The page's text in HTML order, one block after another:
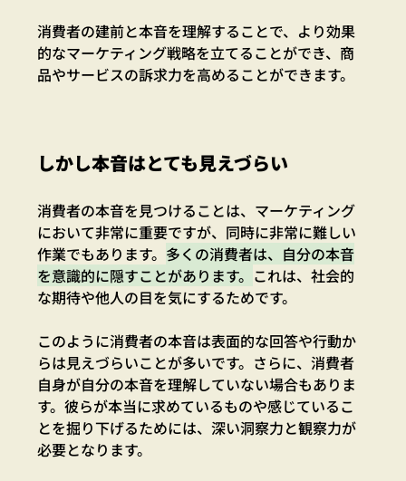
消費者の建前と本音を理解することで、より効果
的なマーケティング戦略を立てることができ、商
品やサービスの訴求力を高めることができます。
しかし本音はとても見えづらい
消費者の本音を見つけることは、マーケティング
において非常に重要ですが、同時に非常に難しい
作業でもあります。 多くの消費者は、自分の本音
を意識的に隠すことがあります。 これは、社会的
な期待や他人の目を気にするためです。
このように消費者の本音は表面的な回答や行動か
らは見えづらいことが多いです。さらに、消費者
自身が自分の本音を理解していない場合もありま
す。彼らが本当に求めているものや感じているこ
とを掘り下げるためには、深い洞察力と観察力が
必要となります。